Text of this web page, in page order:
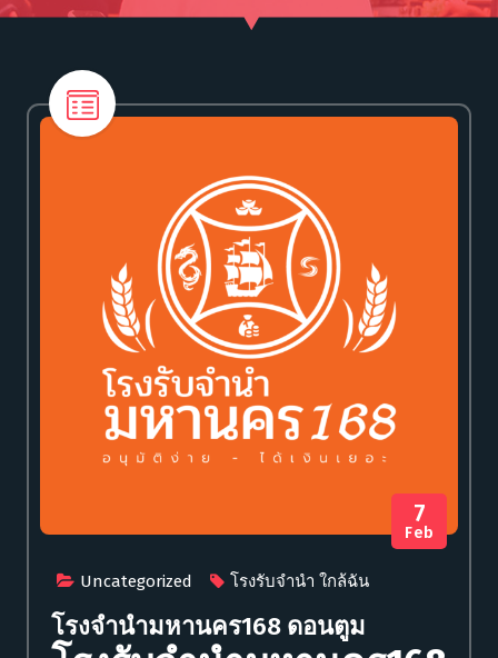
Uncategorized โรงรับจำนำ ใกล้ฉัน
7
Feb
โรงจำนำมหานคร168 ดอนตูม